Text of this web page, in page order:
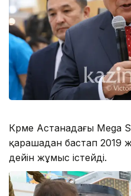
Көрме Астанадағы Mega
қарашадан бастап 2019
дейін жұмыс істейді.